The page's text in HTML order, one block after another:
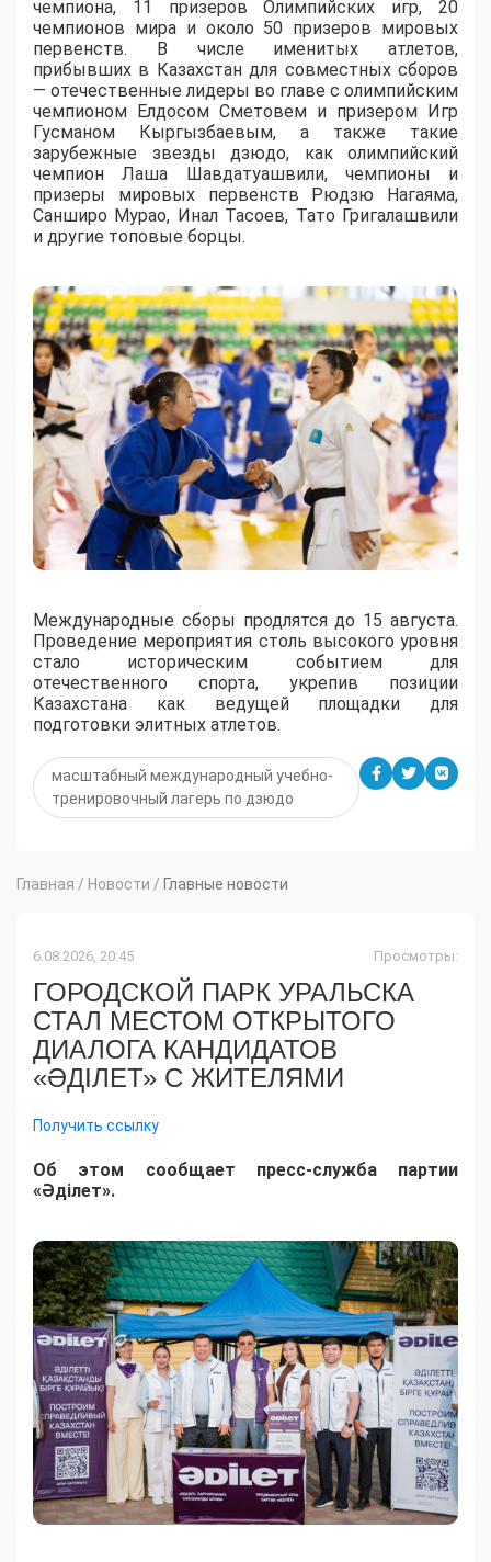
чемпиона, 11 призеров Олимпийских игр, 20
чемпионов мира и около 50 призеров мировых
первенств. В числе именитых атлетов,
прибывших в Казахстан для совместных сборов
— отечественные лидеры во главе с олимпийским
чемпионом Елдосом Сметовем и призером Игр
Гусманом Кыргызбаевым, а также такие
зарубежные звезды дзюдо, как олимпийский
чемпион Лаша Шавдатуашвили, чемпионы и
призеры мировых первенств Рюдзю Нагаяма,
Санширо Мурао, Инал Тасоев, Тато Григалашвили
и другие топовые борцы.
Международные сборы продлятся до 15 августа.
Проведение мероприятия столь высокого уровня
стало историческим событием для
отечественного спорта, укрепив позиции
Казахстана как ведущей площадки для
подготовки элитных атлетов.
масштабный международный учебно-
тренировочный лагерь по дзюдо
Главная / Новости / Главные новости
6.08.2026, 20:45 Просмотры:
ГОРОДСКОЙ ПАРК УРАЛЬСКА
СТАЛ МЕСТОМ ОТКРЫТОГО
ДИАЛОГА КАНДИДАТОВ
«ӘДІЛЕТ» С ЖИТЕЛЯМИ
Получить ссылку
Об этом сообщает пресс-служба партии
«Әділет».